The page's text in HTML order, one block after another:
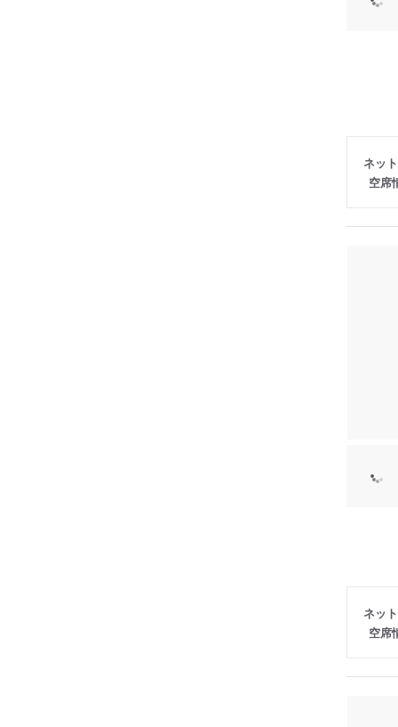
ネッ
空席
ネッ
空席